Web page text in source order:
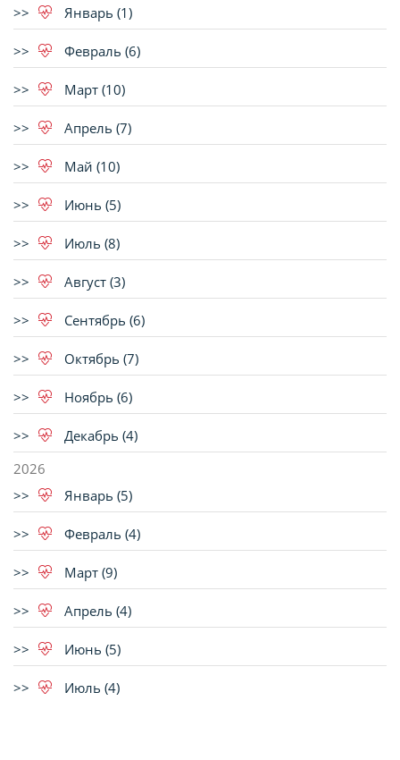
Январь (1)
Февраль (6)
Март (10)
Апрель (7)
Май (10)
Июнь (5)
Июль (8)
Август (3)
Сентябрь (6)
Октябрь (7)
Ноябрь (6)
Декабрь (4)
2026
Январь (5)
Февраль (4)
Март (9)
Апрель (4)
Июнь (5)
Июль (4)